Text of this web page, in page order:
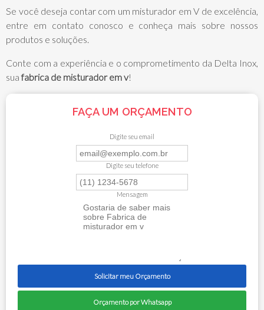
Se você deseja contar com um misturador em V de excelência,
entre em contato conosco e conheça mais sobre nossos
produtos e soluções.
Conte com a experiência e o comprometimento da Delta Inox,
suafabrica de misturador em v!
FAÇA UM ORÇAMENTO
Digite seu email
Digite seu telefone
Mensagem
Solicitar meu Orçamento
Orçamento por Whatsapp